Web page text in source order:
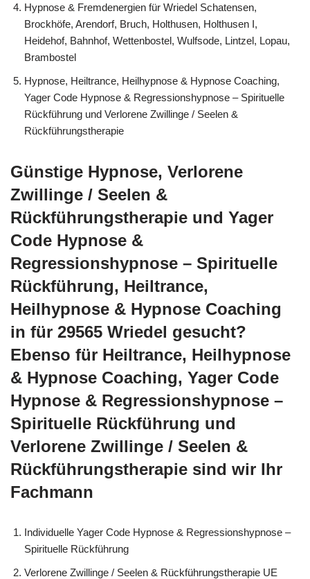
Hypnose & Fremdenergien für Wriedel Schatensen,
Brockhöfe, Arendorf, Bruch, Holthusen, Holthusen I,
Heidehof, Bahnhof, Wettenbostel, Wulfsode, Lintzel, Lopau,
Brambostel
Hypnose, Heiltrance, Heilhypnose & Hypnose Coaching,
Yager Code Hypnose & Regressionshypnose – Spirituelle
Rückführung und Verlorene Zwillinge / Seelen &
Rückführungstherapie
Günstige Hypnose, Verlorene
Zwillinge / Seelen &
Rückführungstherapie und Yager
Code Hypnose &
Regressionshypnose – Spirituelle
Rückführung, Heiltrance,
Heilhypnose & Hypnose Coaching
in für 29565 Wriedel gesucht?
Ebenso für Heiltrance, Heilhypnose
& Hypnose Coaching, Yager Code
Hypnose & Regressionshypnose –
Spirituelle Rückführung und
Verlorene Zwillinge / Seelen &
Rückführungstherapie sind wir Ihr
Fachmann
Individuelle Yager Code Hypnose & Regressionshypnose –
Spirituelle Rückführung
Verlorene Zwillinge / Seelen & Rückführungstherapie UE